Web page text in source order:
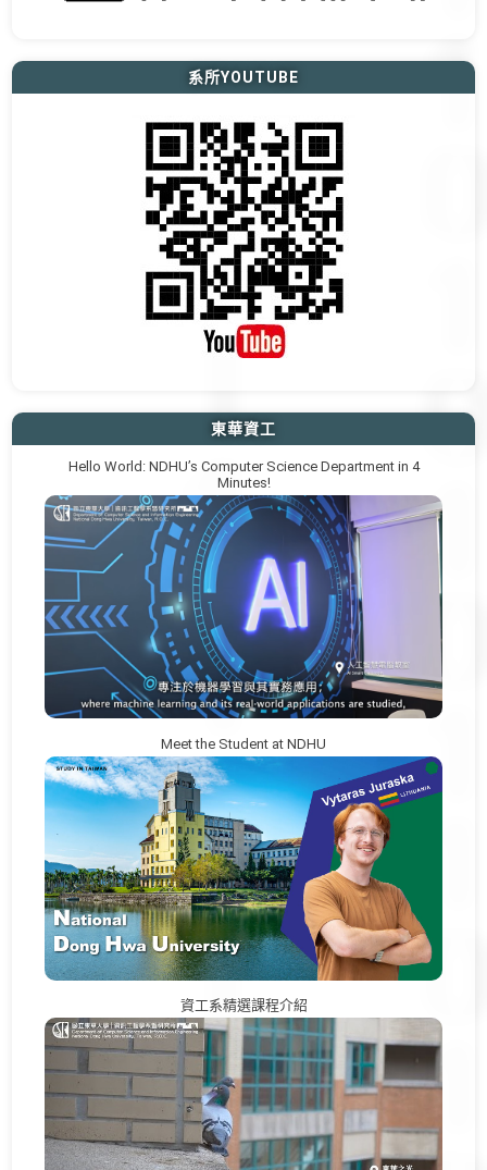
系所YOUTUBE
東華資工
Hello World: NDHU’s Computer Science Department in 4
Minutes!
Meet the Student at NDHU
資工系精選課程介紹